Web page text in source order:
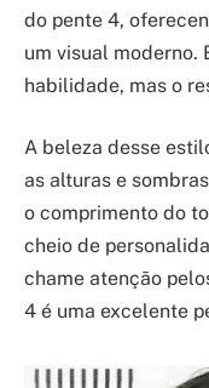
do pente 4,
um visual moderno.
habilidade, mas o
A beleza desse
as alturas e
o comprimento do
cheio de
chame atenção
4 é uma excelente